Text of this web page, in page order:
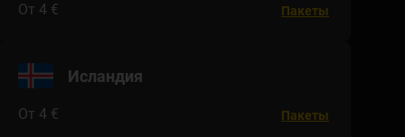
От 4 € Пакеты
Исландия
От 4 € Пакеты